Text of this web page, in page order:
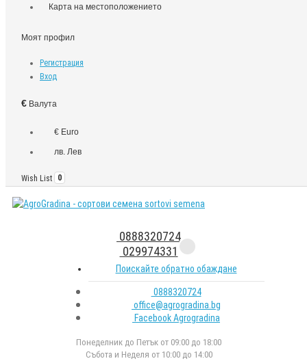
Карта на местоположението
Моят профил
Регистрация
Вход
€ Валута
€ Euro
лв. Лев
Wish List 0
0888320724
029974331
Поискайте обратно обаждане
0888320724
office@agrogradina.bg
Facebook Agrogradina
Понеделник до Петък от 09:00 до 18:00
Събота и Неделя от 10:00 до 14:00